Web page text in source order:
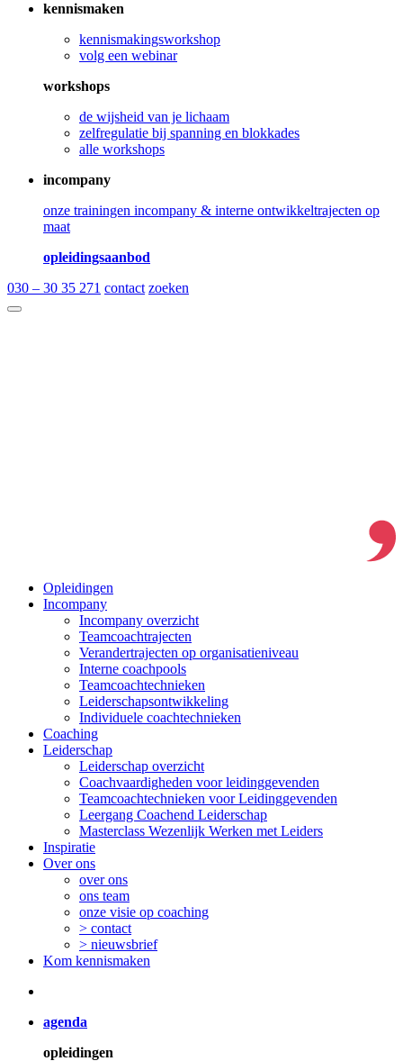
kennismaken
kennismakingsworkshop
volg een webinar
workshops
de wijsheid van je lichaam
zelfregulatie bij spanning en blokkades
alle workshops
incompany
onze trainingen incompany & interne ontwikkeltrajecten op
maat
opleidingsaanbod
030 – 30 35 271 contact zoeken
Opleidingen
Incompany
Incompany overzicht
Teamcoachtrajecten
Verandertrajecten op organisatieniveau
Interne coachpools
Teamcoachtechnieken
Leiderschapsontwikkeling
Individuele coachtechnieken
Coaching
Leiderschap
Leiderschap overzicht
Coachvaardigheden voor leidinggevenden
Teamcoachtechnieken voor Leidinggevenden
Leergang Coachend Leiderschap
Masterclass Wezenlijk Werken met Leiders
Inspiratie
Over ons
over ons
ons team
onze visie op coaching
> contact
> nieuwsbrief
Kom kennismaken
agenda
opleidingen